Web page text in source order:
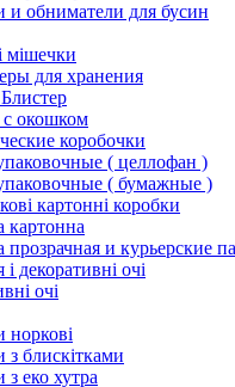
обниматели для бусин
мішечки
для хранения
окошком
коробочки
( целлофан )
( бумажные )
картонні коробки
картонна
прозрачная и курьерские
декоративні очі
очі
блискітками
еко хутра